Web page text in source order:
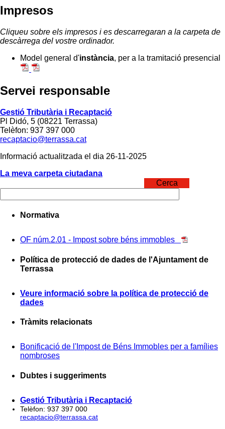
Impresos
Cliqueu sobre els impresos i es descarregaran a la carpeta de
descàrrega del vostre ordinador.
Model general d'instància, per a la tramitació presencial
Servei responsable
Gestió Tributària i Recaptació
Pl Didó, 5 (08221 Terrassa)
Telèfon: 937 397 000
recaptacio@terrassa.cat
Informació actualitzada el dia 26-11-2025
La meva carpeta ciutadana
Cerca
Normativa
OF núm.2.01 - Impost sobre béns immobles
Política de protecció de dades de l'Ajuntament de
Terrassa
Veure informació sobre la política de protecció de
dades
Tràmits relacionats
Bonificació de l'Impost de Béns Immobles per a famílies
nombroses
Dubtes i suggeriments
Gestió Tributària i Recaptació
Telèfon: 937 397 000
recaptacio@terrassa.cat